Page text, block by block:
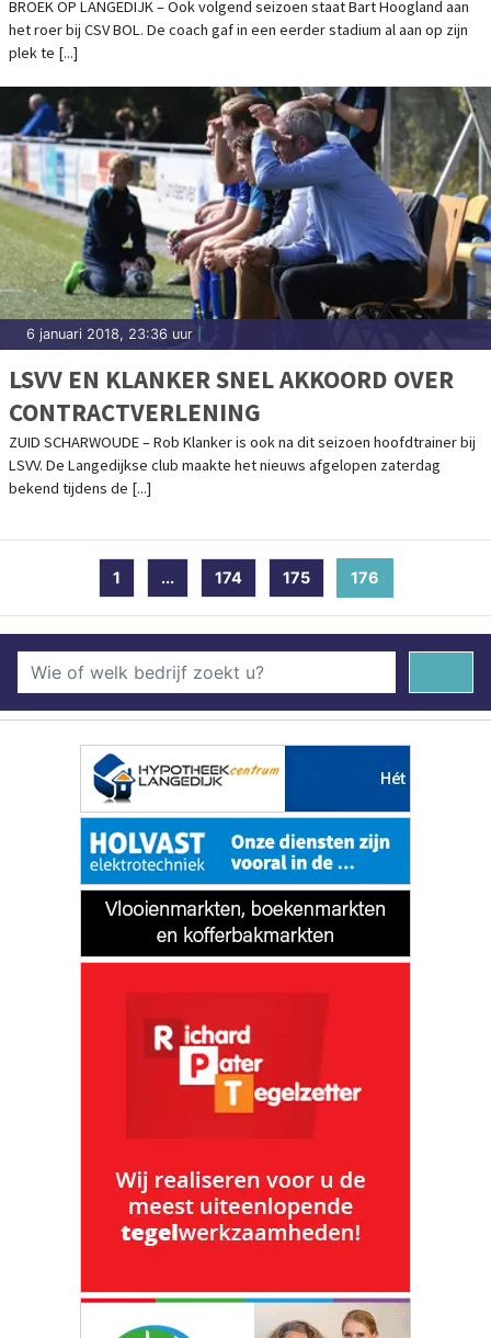
BROEK OP LANGEDIJK – Ook volgend seizoen staat Bart Hoogland aan
het roer bij CSV BOL. De coach gaf in een eerder stadium al aan op zijn
plek te [...]
6 januari 2018, 23:36 uur
LSVV EN KLANKER SNEL AKKOORD OVER
CONTRACTVERLENING
ZUID SCHARWOUDE – Rob Klanker is ook na dit seizoen hoofdtrainer bij
LSVV. De Langedijkse club maakte het nieuws afgelopen zaterdag
bekend tijdens de [...]
1 ... 174 175 176